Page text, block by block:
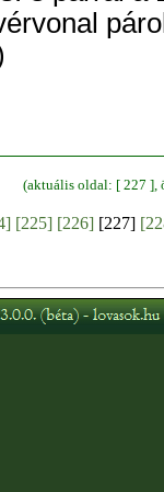
(aktuális oldal: [ 227 ],
[225] [226] [227]